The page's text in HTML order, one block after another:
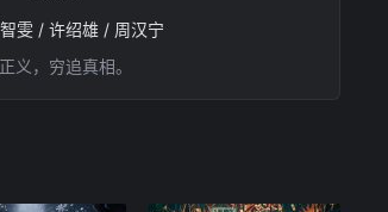
雯 / 许绍雄 / 周汉宁
萱则坚守正义，穷追真相。